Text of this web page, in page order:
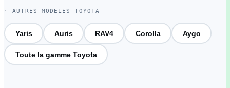
· AUTRES MODÈLES TOYOTA
Yaris Auris RAV4 Corolla Aygo
Toute la gamme Toyota